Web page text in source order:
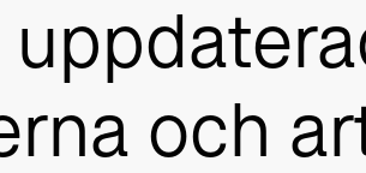
och